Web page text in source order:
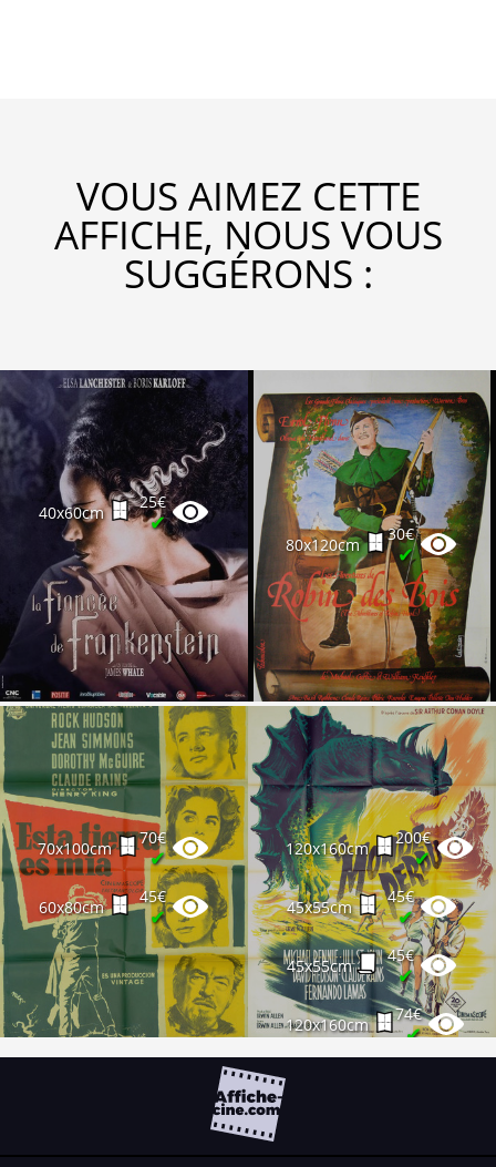
VOUS AIMEZ CETTE
AFFICHE, NOUS VOUS
SUGGÉRONS :
40x60cm
25€
✔
80x120cm
30€
✔
70x100cm
70€
✔
60x80cm
45€
✔
120x160cm
200€
✔
45x55cm
45€
✔
45x55cm
45€
✔
120x160cm
74€
✔